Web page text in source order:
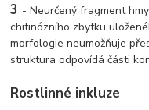
3 -Neurčený fragment
chitinózního zbytku
morfologie neumožňuje
struktura odpovídá části
Rostlinné inkluze